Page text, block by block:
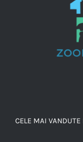
CELE MAI VANDUTE